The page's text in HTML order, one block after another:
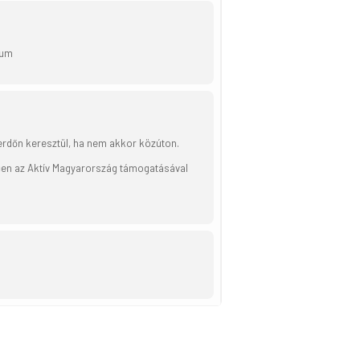
keresztül, ha nem akkor közúton.
az Aktív Magyarország támogatásával